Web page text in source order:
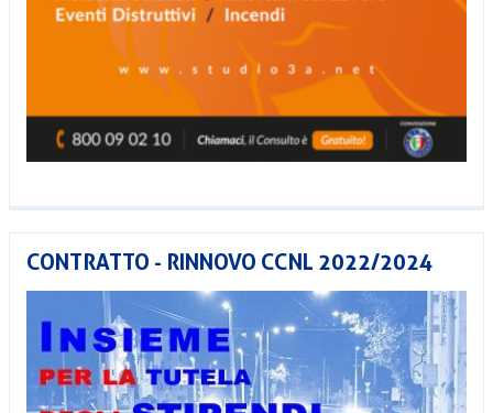
CONTRATTO - RINNOVO CCNL 2022/2024